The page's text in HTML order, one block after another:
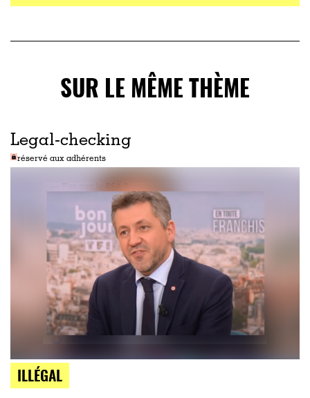
SUR LE MÊME THÈME
Legal-checking
réservé aux adhérents
ILLÉGAL